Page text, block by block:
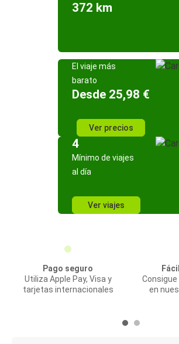
372 km
El viaje más
barato
Desde 25,98 €
Ver precios
4
Mínimo de viajes
al día
Ver viajes
Pago seguro
Utiliza Apple Pay, Visa y
tarjetas internacionales
en